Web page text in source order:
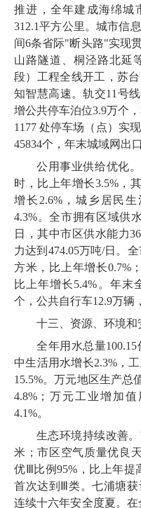
推进，全年建成海绵城
312.1平方公里。城市信
间6条省际"断头路"实现
山路隧道、桐泾路北延
段）工程全线开工，苏
知智慧高速。轨交11 号
增公共停车泊位3.9万个
1177 处停车场（点）实现
45834个，年末城域网出
公用事业供给优化
时，比上年增长3.5%，
增长 2.6%，城乡居民生
4.3%。全市拥有区域供
日，其中市区供水能力
力达到 474.05万吨/日。
方米，比上年增长0.7%
比上年增长5.4%。年末
个，公共自行车12.9万辆
十三、资源、环境和
全年用水总量100.15
中生活用水增长2.3%，
15.5%。万元地区生产总
4.8%；万元工业增加值
4.1%。
生态环境持续改善
米；市区空气质量优良
优Ⅲ比例95%，比上年提
首次达到
Ⅲ类。七浦塘
连续十六年安全度夏。在